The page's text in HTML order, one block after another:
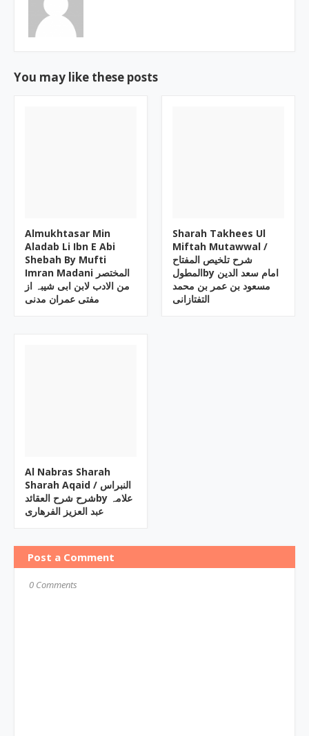
You may like these posts
Almukhtasar Min
Aladab Li Ibn E Abi
Shebah By Mufti
Imran Madani المختصر
من الادب لابن ابی شیبہ از
مفتی عمران مدنی
Sharah Takhees Ul
Miftah Mutawwal /
شرح تلخیص المفتاح
المطولby امام سعد الدین
مسعود بن عمر بن محمد
التفتازانی
Al Nabras Sharah
Sharah Aqaid ‎/ النبراس
شرح شرح العقائدby ‎علامہ
عبد العزیز الفرھاری
Post a Comment
0 Comments